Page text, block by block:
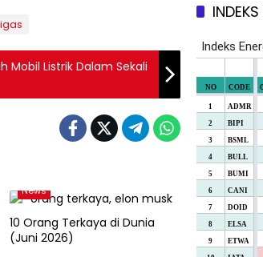
Mobil Listrik Dalam Sekali
News
10 Orang Terkaya di Dunia
(Juni 2026)